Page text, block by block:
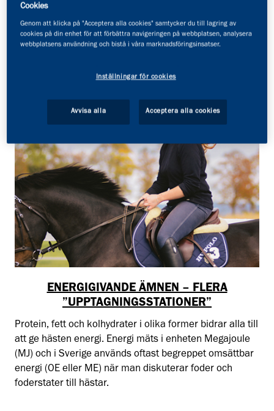
näringsvärden mellan grovfoder beroende på bl. a.
skördetid, gödsling, markens mineralinnehåll,
lagringsförhållanden och väderlek i samband med
ENERGIGIVANDE ÄMNEN – FLERA
”UPPTAGNINGSSTATIONER”
Protein, fett och kolhydrater i olika former bidrar alla till
att ge hästen energi. Energi mäts i enheten Megajoule
(MJ) och i Sverige används oftast begreppet omsättbar
energi (OE eller ME) när man diskuterar foder och
foderstater till hästar.
Cookies
Genom att klicka på "Acceptera alla cookies" samtycker du till lagring av
cookies på din enhet för att förbättra navigeringen på webbplatsen, analysera
webbplatsens användning och bistå i våra marknadsföringsinsatser.
Inställningar för cookies
Avvisa alla Acceptera alla cookies